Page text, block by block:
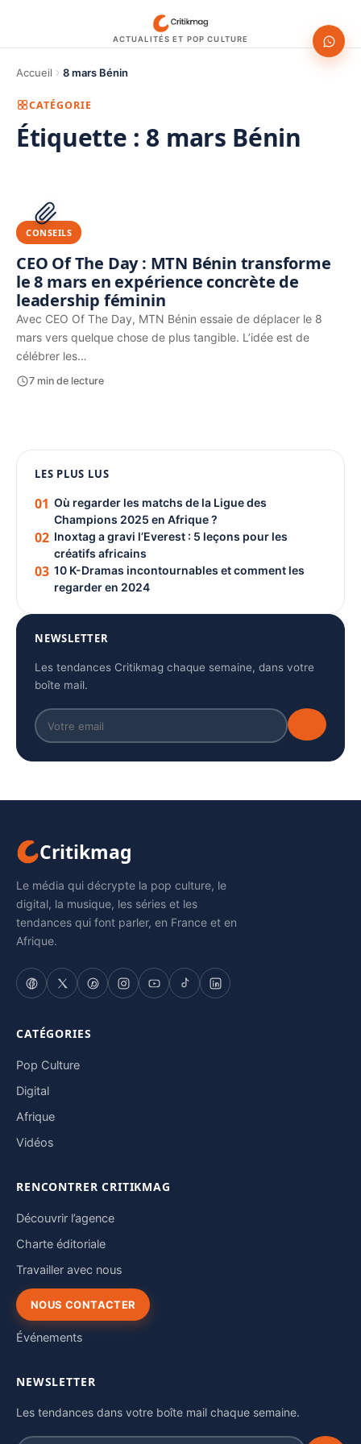
ACTUALITÉS ET POP CULTURE
Accueil 8 mars Bénin
CATÉGORIE
Étiquette : 8 mars Bénin
PUBLICITÉ
CONSEILS
CEO Of The Day : MTN Bénin transforme
le 8 mars en expérience concrète de
leadership féminin
Avec CEO Of The Day, MTN Bénin essaie de déplacer le 8
mars vers quelque chose de plus tangible. L’idée est de
célébrer les…
7 min de lecture
PUBLICITÉ
LES PLUS LUS
01 Où regarder les matchs de la Ligue des
Champions 2025 en Afrique ?
02 Inoxtag a gravi l’Everest : 5 leçons pour les
créatifs africains
03 10 K-Dramas incontournables et comment les
regarder en 2024
NEWSLETTER
Les tendances Critikmag chaque semaine, dans votre
boîte mail.
Critikmag
Le média qui décrypte la pop culture, le
digital, la musique, les séries et les
tendances qui font parler, en France et en
Afrique.
CATÉGORIES
Pop Culture
Digital
Afrique
Vidéos
RENCONTRER CRITIKMAG
Découvrir l’agence
Charte éditoriale
Travailler avec nous
NOUS CONTACTER
Événements
NEWSLETTER
Les tendances dans votre boîte mail chaque semaine.